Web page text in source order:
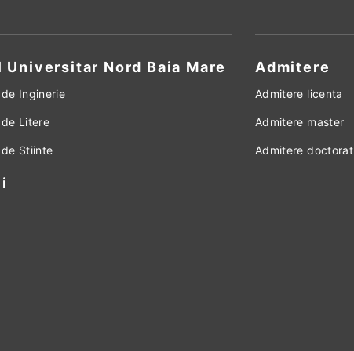
Universitar Nord Baia Mare
Inginerie
Litere
Stiinte
Admitere
Admitere licenta
Admitere master
Admitere doctorat